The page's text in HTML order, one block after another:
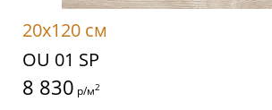
20x120 см
OU 01 SP
8 830 р/м2